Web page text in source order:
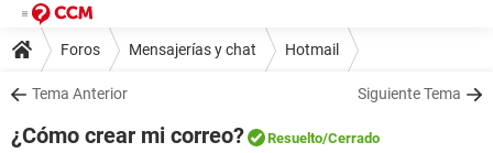
Foros Mensajerías y chat Hotmail
Tema Anterior Siguiente Tema
¿Cómo crear mi correo? Resuelto/Cerrado